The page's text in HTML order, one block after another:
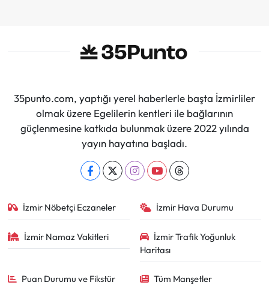
35punto.com, yaptığı yerel haberlerle başta İzmirliler
olmak üzere Egelilerin kentleri ile bağlarının
güçlenmesine katkıda bulunmak üzere 2022 yılında
yayın hayatına başladı.
İzmir Nöbetçi Eczaneler İzmir Hava Durumu
İzmir Namaz Vakitleri
İzmir Trafik Yoğunluk
Haritası
Puan Durumu ve Fikstür Tüm Manşetler